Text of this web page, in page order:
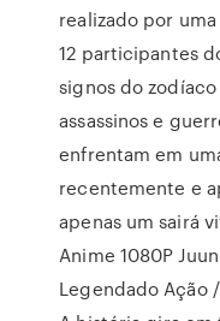
realizado por
12 participantes
signos do
assassinos e
enfrentam em
recentemente e
apenas um sairá
Anime 1080P
Legendado Ação